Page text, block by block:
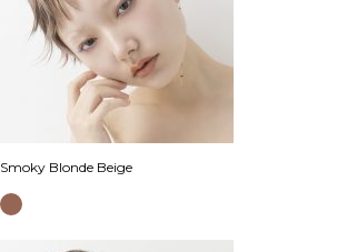
Smoky Blonde Beige